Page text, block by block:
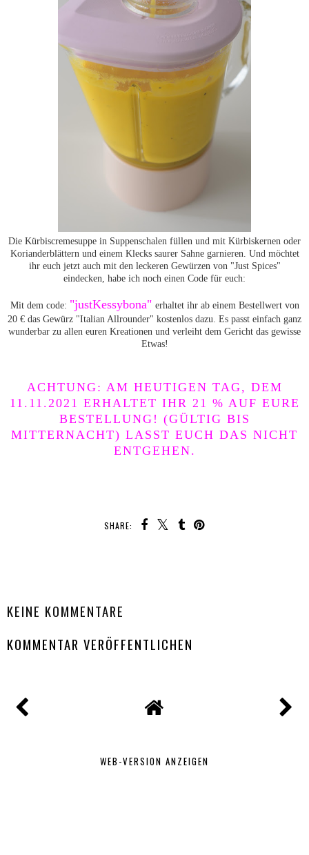
Die Kürbiscremesuppe in Suppenschalen füllen und mit Kürbiskernen oder
Korianderblättern und einem Klecks saurer Sahne garnieren. Und möchtet
ihr euch jetzt auch mit den leckeren Gewürzen von "Just Spices"
eindecken, habe ich noch einen Code für euch:
Mit dem code: "justKessybona" erhaltet ihr ab einem Bestellwert von
20 € das Gewürz "Italian Allrounder" kostenlos dazu. Es passt einfach ganz
wunderbar zu allen euren Kreationen und verleiht dem Gericht das gewisse
Etwas!
ACHTUNG: AM HEUTIGEN TAG, DEM
11.11.2021 ERHALTET IHR 21 % AUF EURE
BESTELLUNG! (GÜLTIG BIS
MITTERNACHT) LASST EUCH DAS NICHT
ENTGEHEN.
SHARE:
KEINE KOMMENTARE
KOMMENTAR VERÖFFENTLICHEN
WEB-VERSION ANZEIGEN